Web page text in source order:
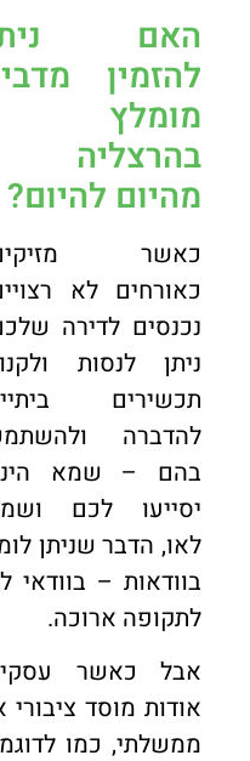
האם ניתן
להזמין מדביר
מומלץ
בהרצליה
מהיום להיום?
כאשר מזיקים,
כאורחים לא רצויים,
נכנסים לדירה שלכם,
ניתן לנסות ולקנות
תכשירים ביתיים
להדברה ולהשתמש
בהם – שמא הינם
יסייעו לכם ושמא
לאו, הדבר שניתן לומר
בוודאות – בוודאי לא
לתקופה ארוכה.
אבל כאשר עסקינן
אודות מוסד ציבורי או
ממשלתי, כמו לדוגמה